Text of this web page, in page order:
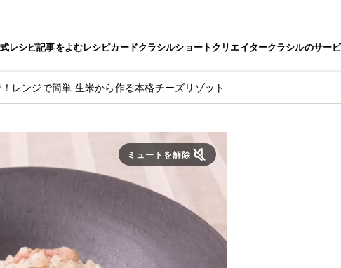
レシピ記事をよむレシピカードクラシルショートクリエイタークラシルのサー
レンジで簡単 生米から作る本格チーズリゾット
ミュートを解除